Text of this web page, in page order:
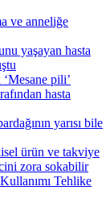
ve anneliğe
yaşayan hasta
pili’
hasta
yarısı bile
ürün ve takviye
zora sokabilir
Tehlike